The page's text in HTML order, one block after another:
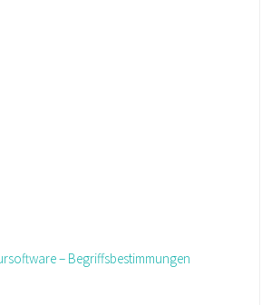
– Begriffsbestimmungen